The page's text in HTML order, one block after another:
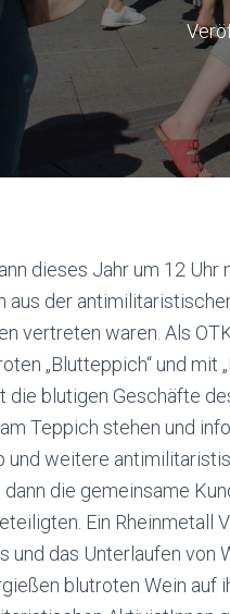
dieses Jahr um 12
aus der
vertreten waren. Als
„Blutteppich“ und mit
blutigen Geschäfte
Teppich stehen und
und weitere
die gemeinsame
Ein Rheinmetall
und das Unterlaufen
blutroten Wein